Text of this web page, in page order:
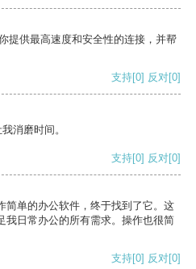
提供最高速度和安全性的连接，并帮
支持[0] 反对[0]
消磨时间。
支持[0] 反对[0]
简单的办公软件，终于找到了它。这
我日常办公的所有需求。操作也很简
支持[0] 反对[0]